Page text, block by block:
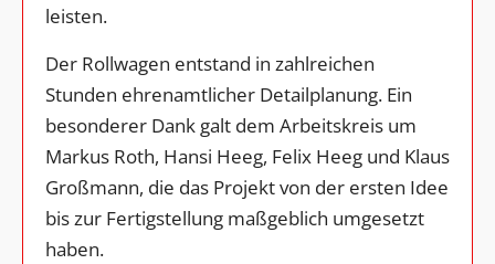
leisten.
Der Rollwagen entstand in zahlreichen
Stunden ehrenamtlicher Detailplanung. Ein
besonderer Dank galt dem Arbeitskreis um
Markus Roth, Hansi Heeg, Felix Heeg und Klaus
Großmann, die das Projekt von der ersten Idee
bis zur Fertigstellung maßgeblich umgesetzt
haben.